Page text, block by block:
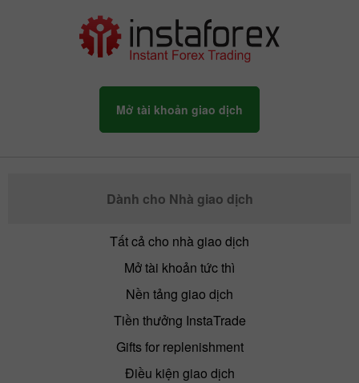
Mở tài khoản giao dịch
Dành cho Nhà giao dịch
Tất cả cho nhà giao dịch
Mở tài khoản tức thì
Nền tảng giao dịch
Tiền thưởng InstaTrade
Gifts for replenishment
Điều kiện giao dịch